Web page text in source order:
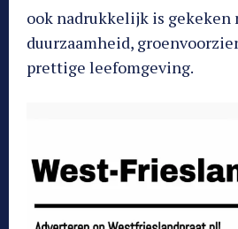
ook nadrukkelijk is gekeken
duurzaamheid,
prettige leefomgeving.